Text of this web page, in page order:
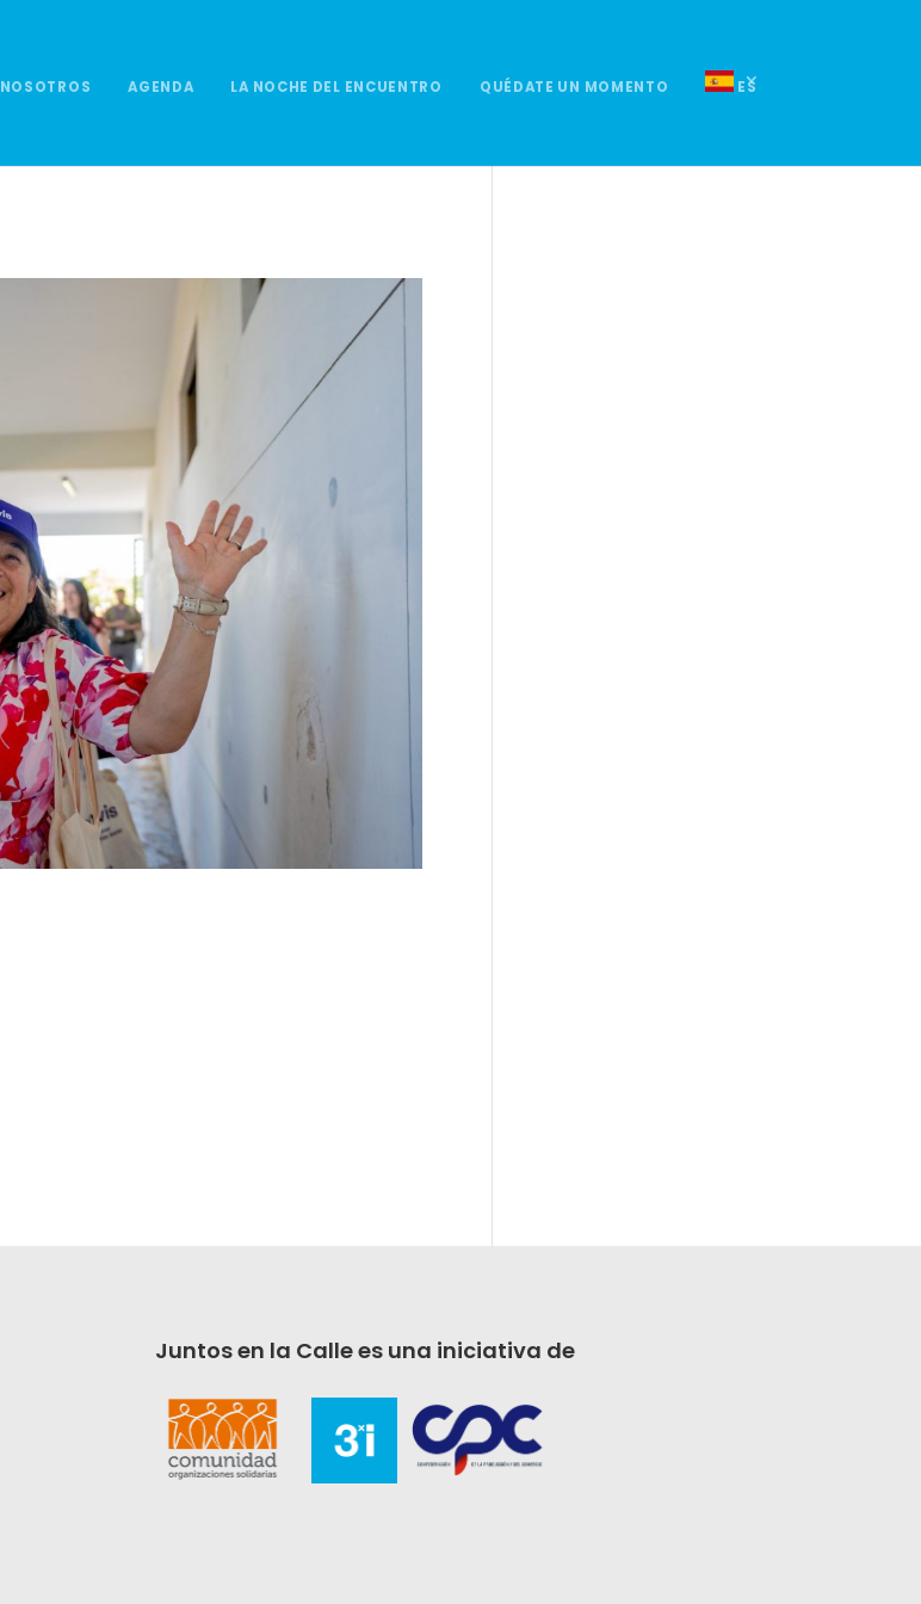
NOSOTROS AGENDA LA NOCHE DEL ENCUENTRO QUÉDATE UN MOMENTO ES
Juntos en la Calle es una iniciativa de